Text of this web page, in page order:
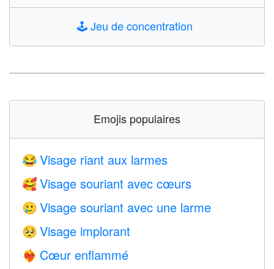
🕹️Jeu de concentration
Emojis populaires
😂 Visage riant aux larmes
🥰 Visage souriant avec cœurs
🥲 Visage souriant avec une larme
🥺 Visage implorant
❤️‍🔥 Cœur enflammé